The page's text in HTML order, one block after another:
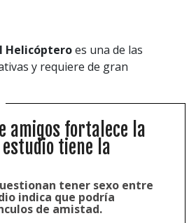
Helicópteroes una de las
y requiere de gran
amigos fortalece la
tiene la
tener sexo entre
indica que podría
de amistad.